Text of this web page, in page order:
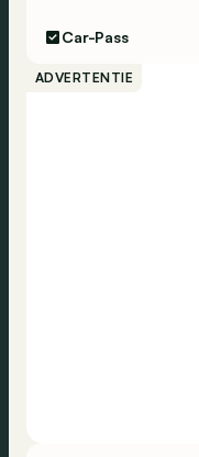
Car-Pass
ADVERTENTIE